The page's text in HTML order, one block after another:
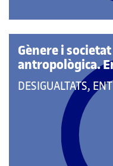
Gènere i
antropològica.
QUE
CATEGORIES:
DESIGUALTATS,